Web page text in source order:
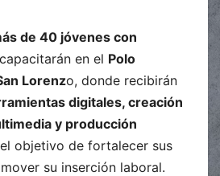
de 40 jóvenes con
en el Polo
Lorenzo, donde recibirán
digitales, creación
y producción
objetivo de fortalecer sus
su inserción laboral.